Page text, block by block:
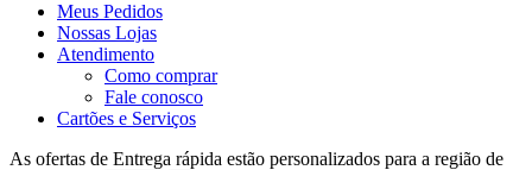
Meus Pedidos
Nossas Lojas
Atendimento
Como comprar
Fale conosco
Cartões e Serviços
As ofertas de Entrega rápida estão personalizados para a região de